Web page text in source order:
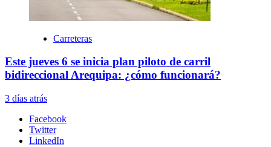
Carreteras
Este jueves 6 se inicia plan piloto de carril
bidireccional Arequipa: ¿cómo funcionará?
3 días atrás
Facebook
Twitter
LinkedIn